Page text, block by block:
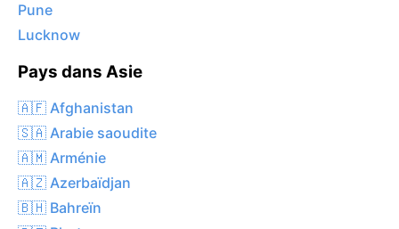
Pune
Lucknow
Pays dans Asie
🇦🇫 Afghanistan
🇸🇦 Arabie saoudite
🇦🇲 Arménie
🇦🇿 Azerbaïdjan
🇧🇭 Bahreïn